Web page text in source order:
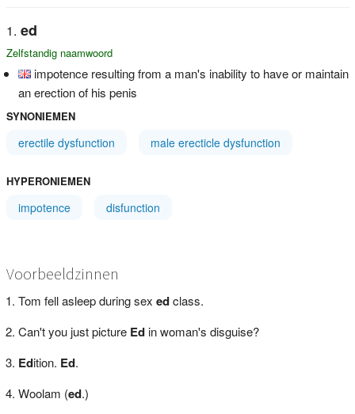
ed
Zelfstandig naamwoord
impotence resulting from a man's inability to have or maintain
an erection of his penis
SYNONIEMEN
erectile dysfunction male erecticle dysfunction
HYPERONIEMEN
impotence disfunction
Voorbeeldzinnen
Tom fell asleep during sex edclass.
Can't you just picture Edin woman's disguise?
Edition. Ed.
Woolam (ed.)